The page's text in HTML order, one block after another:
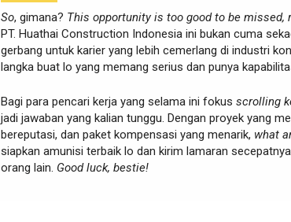
So, gimana? This opportunity is too good to be missed,
PT. Huathai Construction Indonesia ini bukan cuma
gerbang untuk karier yang lebih cemerlang di industri
langka buat lo yang memang serius dan punya
Bagi para pencari kerja yang selama ini fokus scrolling
jadi jawaban yang kalian tunggu. Dengan proyek yang
bereputasi, dan paket kompensasi yang menarik, what
siapkan amunisi terbaik lo dan kirim lamaran
orang lain. Good luck, bestie!